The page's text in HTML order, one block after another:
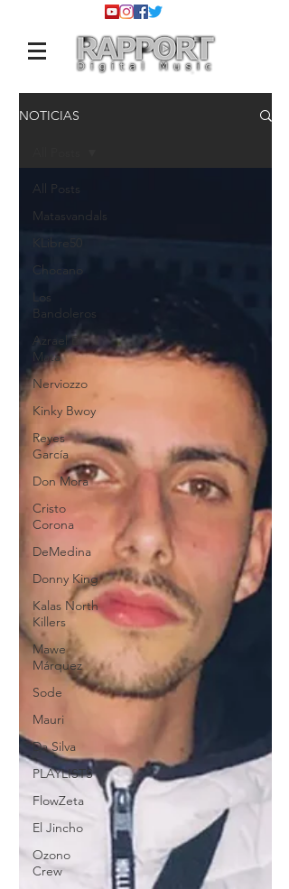
NOTICIAS
All Posts
Matasvandals
KLibre50
Chocano
Los
Bandoleros
Azrael El
Mata
Nerviozzo
Kinky Bwoy
Reyes
García
Don Mora
Cristo
Corona
DeMedina
Donny King
Kalas North
Killers
Mawe
Márquez
Sode
Mauri
Da Silva
PLAYLISTS
FlowZeta
El Jincho
Ozono
Crew